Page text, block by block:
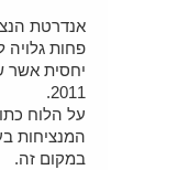
אנדרטת
פחות גלויה
יחסית אשר
2011.
על הלוח
המנציחות
במקום זה.